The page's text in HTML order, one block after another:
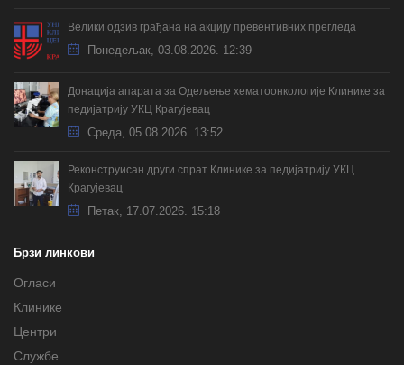
Велики одзив грађана на акцију превентивних прегледа
Понедељак, 03.08.2026. 12:39
Донација апарата за Одељење хематоонкологије Клинике за
педијатрију УКЦ Крагујевац
Cреда, 05.08.2026. 13:52
Реконструисан други спрат Клинике за педијатрију УКЦ
Крагујевац
Петак, 17.07.2026. 15:18
Брзи линкови
Огласи
Клинике
Центри
Службе